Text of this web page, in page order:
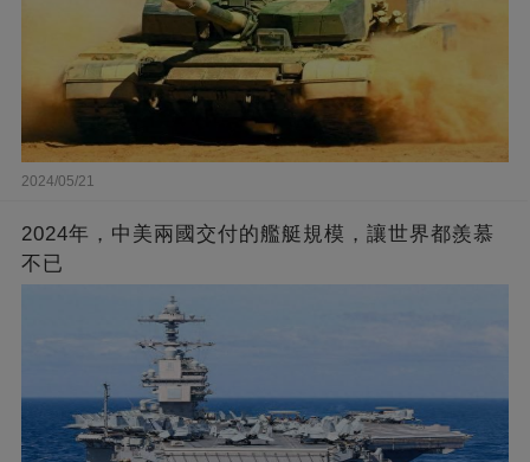
2024/05/21
2024年，中美兩國交付的艦艇規模，讓世界都羨慕
不已